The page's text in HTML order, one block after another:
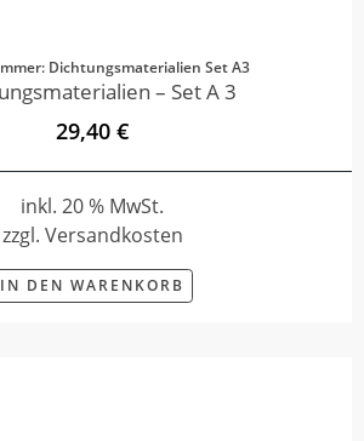
Dichtungsmaterialien Set A3
– Set A 3
29,40 €
inkl. 20 % MwSt.
zzgl. Versandkosten
IN DEN WARENKORB